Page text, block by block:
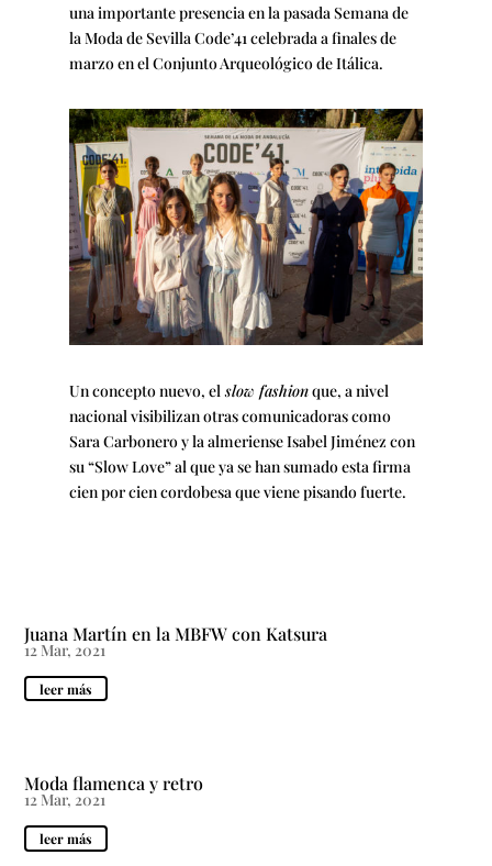
una importante presencia en la pasada Semana de
la Moda de Sevilla Code’41 celebrada a finales de
marzo en el Conjunto Arqueológico de Itálica.
Un concepto nuevo, el slow fashionque, a nivel
nacional visibilizan otras comunicadoras como
Sara Carbonero y la almeriense Isabel Jiménez con
su “Slow Love” al que ya se han sumado esta firma
cien por cien cordobesa que viene pisando fuerte.
Juana Martín en la MBFW con Katsura
12 Mar, 2021
leer más
Moda flamenca y retro
12 Mar, 2021
leer más